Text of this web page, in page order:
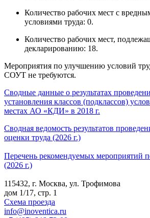
Количество рабочих мест с
условиями труда: 0.
Количество рабочих мест,
декларированию: 18.
Мероприятия по улучшению условий
СОУТ не требуются.
Сводные данные о результатах
установления классов (подклассов)
местах АО «КДИ» в 2018 г.
Сводная ведомость результатов
оценки труда (2026 г.)
Перечень рекомендуемых мероприятий
(2026 г.)
115432, г. Москва, ул. Трофимова
дом 1/17, стр. 1
Схема проезда
info@inoventica.ru